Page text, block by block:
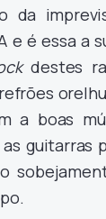
da
e é essa a
destes
a boas
guitarras